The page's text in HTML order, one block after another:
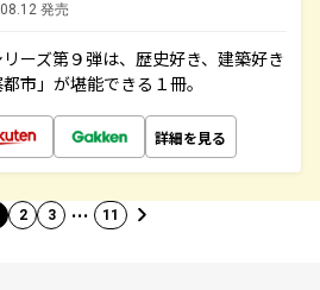
発売
リーズ第９弾は、歴史好き、建築好き
市」が堪能できる１冊。
詳細を見る
2 3 … 11